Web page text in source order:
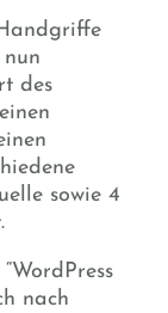
des
sowie 4
nach